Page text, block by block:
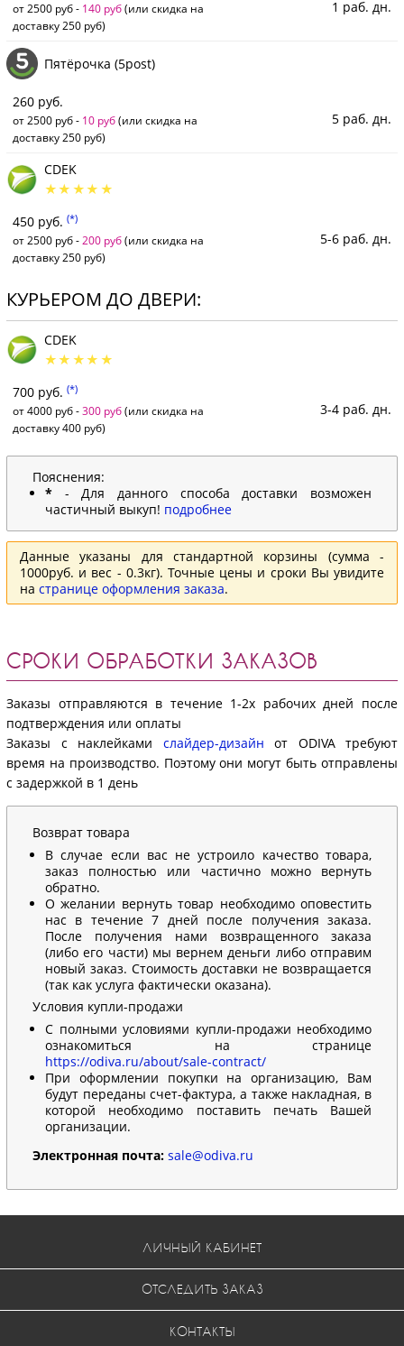
от 2500 руб - 140 руб(или скидка на
доставку 250 руб)
1 раб. дн.
Пятёрочка (5post)
260 руб.
от 2500 руб - 10 руб(или скидка на
доставку 250 руб)
5 раб. дн.
CDEK
450 руб. (*)
от 2500 руб -200 руб(или скидка на
доставку 250 руб)
5-6 раб. дн.
КУРЬЕРОМ ДО ДВЕРИ:
CDEK
700 руб. (*)
от 4000 руб -300 руб(или скидка на
доставку 400 руб)
3-4 раб. дн.
Пояснения:
* - Для данного способа доставки возможен
частичный выкуп! подробнее
Данные указаны для стандартной корзины (сумма -
1000руб. и вес - 0.3кг). Точные цены и сроки Вы увидите
на странице оформления заказа.
СРОКИ ОБРАБОТКИ ЗАКАЗОВ
Заказы отправляются в течение 1-2х рабочих дней после
подтверждения или оплаты
Заказы с наклейками слайдер-дизайн от ODIVA требуют
время на производство. Поэтому они могут быть отправлены
с задержкой в 1 день
Возврат товара
В случае если вас не устроило качество товара,
заказ полностью или частично можно вернуть
обратно.
О желании вернуть товар необходимо оповестить
нас в течение 7 дней после получения заказа.
После получения нами возвращенного заказа
(либо его части) мы вернем деньги либо отправим
новый заказ. Стоимость доставки не возвращается
(так как услуга фактически оказана).
Условия купли-продажи
С полными условиями купли-продажи необходимо
ознакомиться на странице
https://odiva.ru/about/sale-contract/
При оформлении покупки на организацию, Вам
будут переданы счет-фактура, а также накладная, в
которой необходимо поставить печать Вашей
организации.
Электронная почта: sale@odiva.ru
ЛИЧНЫЙ КАБИНЕТ
ОТСЛЕДИТЬ ЗАКАЗ
КОНТАКТЫ